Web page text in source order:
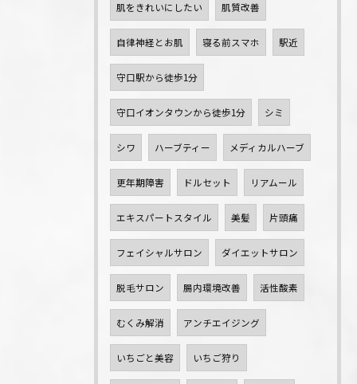
肌をきれいにしたい 肌質改善
自律神経とお肌 寝る前スマホ 駅近
守口駅から徒歩1分
守口イオンタウンから徒歩1分 シミ
シワ ハーブティー メディカルハーブ
更年期障害 ドルセット リアムール
エキスパートスタイル 美髪 片頭痛
フェイシャルサロン ダイエットサロン
脱毛サロン 腸内環境改善 活性酸素
むくみ解消 アンチエイジング
いちごと美容 いちご狩り